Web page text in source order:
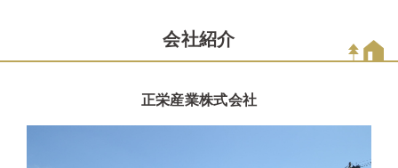
会社紹介
正栄産業株式会社